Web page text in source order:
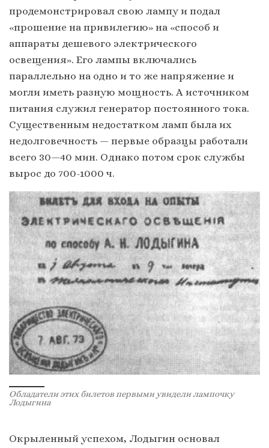
продемонстрировал свою лампу и подал
«прошение на привилегию» на «способ и
аппараты дешевого электрического
освещения». Его лампы включались
параллельно на одно и то же напряжение и
могли иметь разную мощность. А источником
питания служил генератор постоянного тока.
Существенным недостатком ламп была их
недолговечность — первые образцы работали
всего 30—40 мин. Однако потом срок службы
вырос до 700-1000 ч.
Обладатели этих билетов первыми увидели лампочку
Лодыгина
Окрыленный успехом, Лодыгин основал